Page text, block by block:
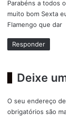
Parabéns a todos
muito bom Sexta
Flamengo que dar
Responder
Deixe
O seu endereço
obrigatórios são